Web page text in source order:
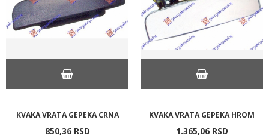
KVAKA VRATA GEPEKA CRNA
850,36 RSD
KVAKA VRATA GEPEKA HROM
1.365,06 RSD